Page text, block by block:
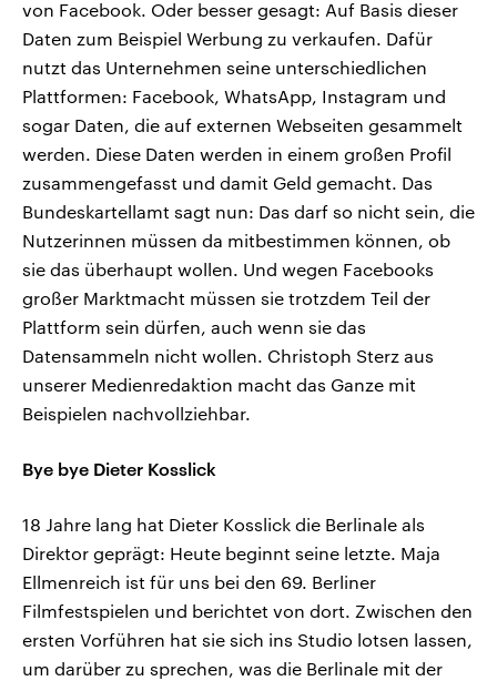
von Facebook. Oder besser gesagt: Auf Basis dieser
Daten zum Beispiel Werbung zu verkaufen. Dafür
nutzt das Unternehmen seine unterschiedlichen
Plattformen: Facebook, WhatsApp, Instagram und
sogar Daten, die auf externen Webseiten gesammelt
werden. Diese Daten werden in einem großen Profil
zusammengefasst und damit Geld gemacht. Das
Bundeskartellamt sagt nun: Das darf so nicht sein, die
Nutzerinnen müssen da mitbestimmen können, ob
sie das überhaupt wollen. Und wegen Facebooks
großer Marktmacht müssen sie trotzdem Teil der
Plattform sein dürfen, auch wenn sie das
Datensammeln nicht wollen. Christoph Sterz aus
unserer Medienredaktion macht das Ganze mit
Beispielen nachvollziehbar.
Bye bye Dieter Kosslick
18 Jahre lang hat Dieter Kosslick die Berlinale als
Direktor geprägt: Heute beginnt seine letzte. Maja
Ellmenreich ist für uns bei den 69. Berliner
Filmfestspielen und berichtet von dort. Zwischen den
ersten Vorführen hat sie sich ins Studio lotsen lassen,
um darüber zu sprechen, was die Berlinale mit der